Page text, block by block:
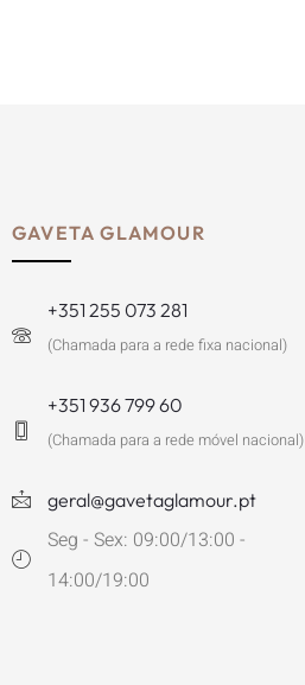
GAVETA GLAMOUR
+351 255 073 281
(Chamada para a rede fixa nacional)
+351 936 799 60
(Chamada para a rede móvel nacional)
geral@gavetaglamour.pt
Seg - Sex: 09:00/13:00 -
14:00/19:00